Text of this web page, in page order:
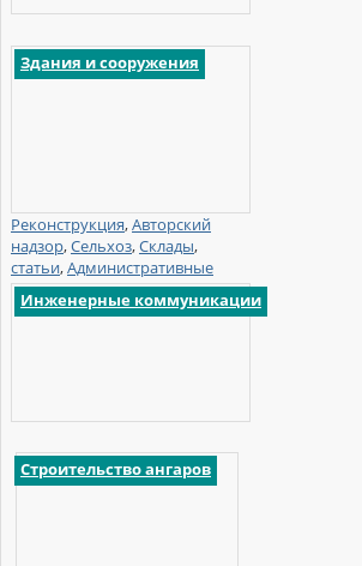
Здания и сооружения
Реконструкция,Авторский
надзор,Сельхоз,Склады,
статьи,Административные
Инженерные коммуникации
Строительство ангаров